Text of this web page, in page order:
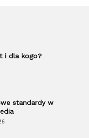
i dla kogo?
standardy w